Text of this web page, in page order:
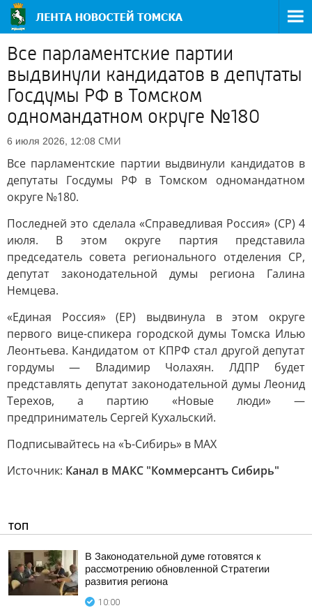
Все парламентские партии
выдвинули кандидатов в депутаты
Госдумы РФ в Томском
одномандатном округе №180
6 июля 2026, 12:08 СМИ
Все парламентские партии выдвинули кандидатов в
депутаты Госдумы РФ в Томском одномандатном
округе №180.
Последней это сделала «Справедливая Россия» (СР) 4
июля. В этом округе партия представила
председатель совета регионального отделения СР,
депутат законодательной думы региона Галина
Немцева.
«Единая Россия» (ЕР) выдвинула в этом округе
первого вице-спикера городской думы Томска Илью
Леонтьева. Кандидатом от КПРФ стал другой депутат
гордумы — Владимир Чолахян. ЛДПР будет
представлять депутат законодательной думы Леонид
Терехов, а партию «Новые люди» —
предприниматель Сергей Кухальский.
Подписывайтесь на «Ъ-Сибирь» в MAX
Источник: Канал в МАКС "Коммерсантъ Сибирь"
ТОП
В Законодательной думе готовятся к
рассмотрению обновленной Стратегии
развития региона
10:00